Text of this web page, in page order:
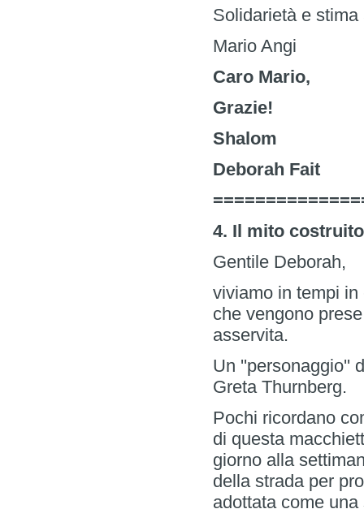
Solidarietà e
Mario Angi
Caro Mario,
Grazie!
Shalom
Deborah Fait
4. Il mito
Gentile Deborah,
viviamo in tempi
che vengono
asservita.
Un ''personaggio''
Greta Thurnberg.
Pochi ricordano
di questa
giorno alla
della strada per
adottata come